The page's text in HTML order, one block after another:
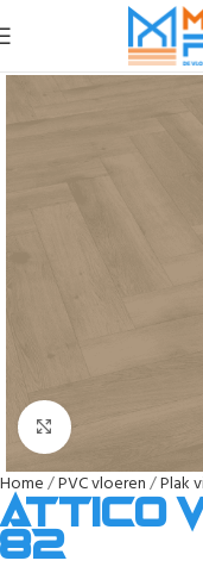
Home PVC vloeren Plak
Attico
82
Afbeelding